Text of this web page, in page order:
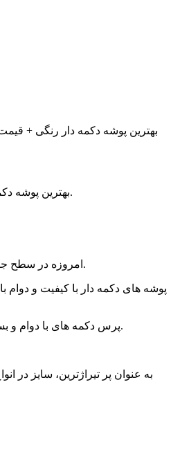
بهترین پوشه دکمه دار رنگی +
بهترین پوشه دکمه دار رنگی + قیمت عالی، در مجموعه تولیدی و تبلیغاتی زینو در انواع سایز های مختلف و انواع طرح های دکمه دار و زبانه دار در حال عرضه به مخاطبان محترم میباشد.
امروزه در سطح جامعه با توجه به بسیاری از خدمات، نیاز واقعی بخش عمده ای از عرضه محصولات، با انواع پوشه های دکمه دار و زبانه دار و با تنوع رنگی بالا شفاف و مات، مواجه هستیم.
پوشه های دکمه دار با کیفیت و دوام
پرس دکمه های با دوام و بسیار محکم تنها با متریال 150 میکرون امکان پذیر خواهد بود و با ضخامت کمتر از این پوشه های تولید شده عملا یکبار مصرف میباشند و به هیچ عنوان کاربردی نخواهند بود.